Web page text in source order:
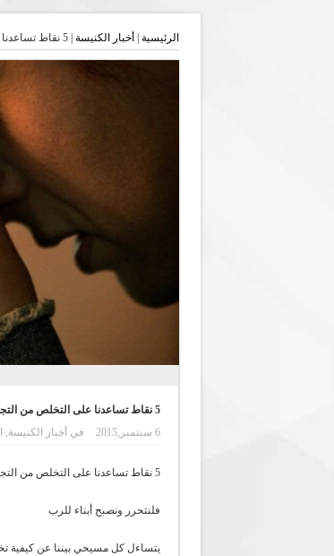
أيّ عيش مشترك نريد؟
الرئيسية أخبار الكنيسة |5 نقاط تساعدنا على التخلص من التجربة فلنتحرر ونصبح أبناء للرب
5 نقاط تساعدنا على التخلص من التجربة فلنتحرر ونصبح أبناء للرب
6 سبتمبر,2015
في أخبار الكنيسة,
5 نقاط تساعدنا على التخلص من التجربة
فلنتحرر ونصبح أبناء للرب
يتساءل كل مسيحي بيننا عن كيفية